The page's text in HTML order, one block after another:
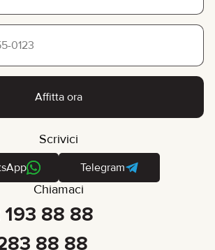
Affitta ora
Scrivici
Telegram
Chiamaci
193 88 88
88 88